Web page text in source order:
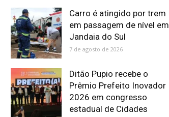
Carro é atingido por trem
em passagem de nível em
Jandaia do Sul
7 de agosto de 2026
Ditão Pupio recebe o
Prêmio Prefeito Inovador
2026 em congresso
estadual de Cidades